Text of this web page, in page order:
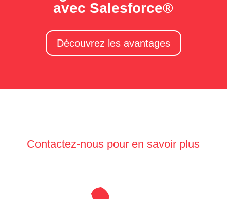
avec Salesforce®
Découvrez les avantages
Contactez-nous pour en savoir plus